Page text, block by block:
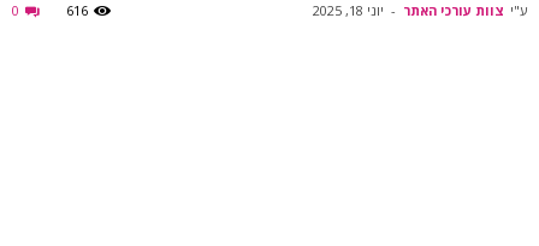
ע"י צוות עורכי האתר - יוני 18, 2025 0 616